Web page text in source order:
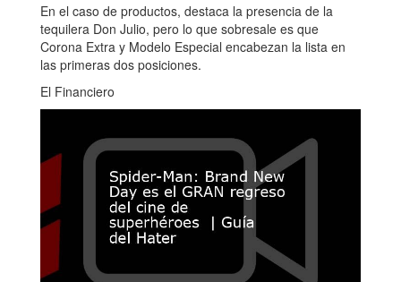
En el caso de productos, destaca la presencia de la
tequilera Don Julio, pero lo que sobresale es que
Corona Extra y Modelo Especial encabezan la lista en
las primeras dos posiciones.
El Financiero